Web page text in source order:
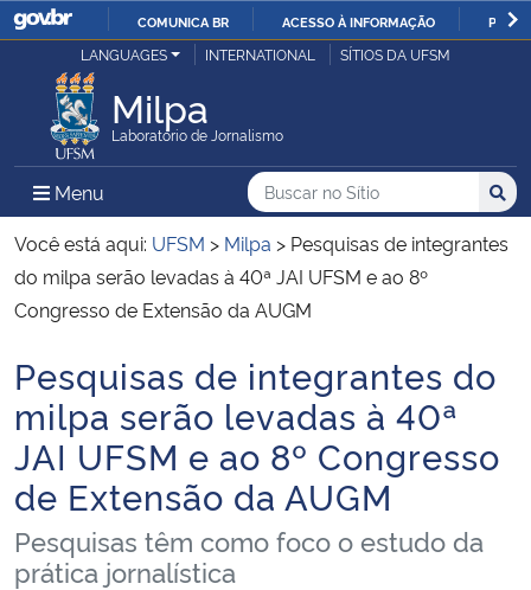
IR
COMUNICA BR ACESSO À INFORMAÇÃO
Ministério da Justiça e Segurança Pública
Ministério da Defesa
Ministério das Relações Exteriores
Ministério da Economia
Ministério da Infraestrutura
Ministério da Agricultura, Pecuária e Abastecimento
Ministério da Educação
Ministério da Cidadania
LANGUAGES INTERNATIONAL SÍTIOS DA UFSM
Milpa
Laboratório de Jornalismo
Menu Menu Principal do Sítio
Busca
Buscar no no Sítio
Busca:
Você está aqui: UFSM > Milpa > Pesquisas de integrantes
do milpa serão levadas à 40ª JAI UFSM e ao 8º
Congresso de Extensão da AUGM
Início do conteúdo
Pesquisas de integrantes do
milpa serão levadas à 40ª
JAI UFSM e ao 8º Congresso
de Extensão da AUGM
Pesquisas têm como foco o estudo da
prática jornalística